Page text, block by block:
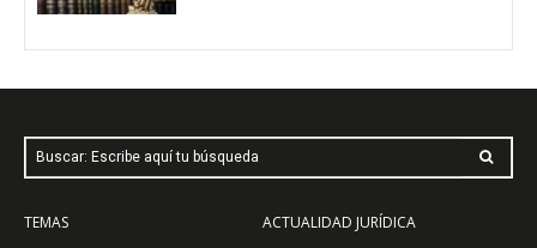
Buscar: Escribe aquí tu búsqueda
TEMAS
ACTUALIDAD JURÍDICA